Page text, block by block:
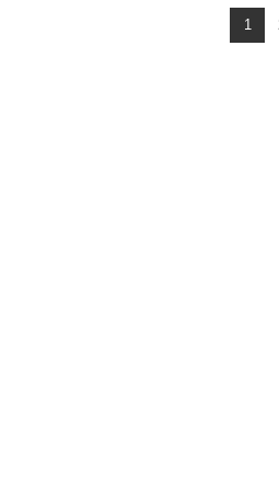
1